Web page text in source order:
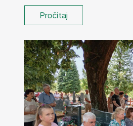
Pročitaj